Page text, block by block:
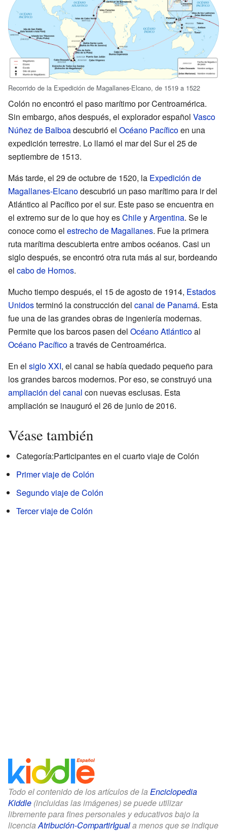
Recorrido de la Expedición de Magallanes-Elcano, de 1519 a 1522
Colón no encontró el paso marítimo por Centroamérica.
Sin embargo, años después, el explorador español Vasco
Núñez de Balboadescubrió el Océano Pacíficoen una
expedición terrestre. Lo llamó el mar del Sur el 25 de
septiembre de 1513.
Más tarde, el 29 de octubre de 1520, la Expedición de
Magallanes-Elcanodescubrió un paso marítimo para ir del
Atlántico al Pacífico por el sur. Este paso se encuentra en
el extremo sur de lo que hoy esChileyArgentina. Se le
conoce como el estrecho de Magallanes. Fue la primera
ruta marítima descubierta entre ambos océanos. Casi un
siglo después, se encontró otra ruta más al sur, bordeando
el cabo de Hornos.
Mucho tiempo después, el 15 de agosto de 1914, Estados
Unidosterminó la construcción del canal de Panamá. Esta
fue una de las grandes obras de ingeniería modernas.
Permite que los barcos pasen del Océano Atlánticoal
Océano Pacíficoa través de Centroamérica.
En el siglo XXI, el canal se había quedado pequeño para
los grandes barcos modernos. Por eso, se construyó una
ampliación del canal con nuevas esclusas. Esta
ampliación se inauguró el 26 de junio de 2016.
Véase también
Categoría:Participantes en el cuarto viaje de Colón
Primer viaje de Colón
Segundo viaje de Colón
Tercer viaje de Colón
Todo el contenido de los artículos de la Enciclopedia
Kiddle (incluidas las imágenes) se puede utilizar
libremente para fines personales y educativos bajo la
licenciaAtribución-CompartirIguala menos que se indique